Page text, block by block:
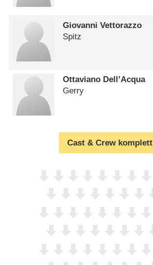
Giovanni Vettorazzo
Spitz
Ottaviano Dell’Acqua
Gerry
Cast & Crew komplett